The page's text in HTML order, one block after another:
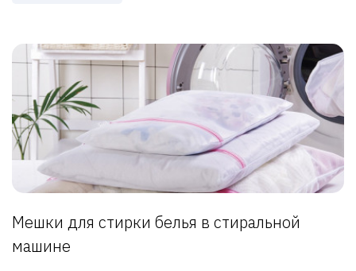
Мешки для стирки белья в стиральной
машине